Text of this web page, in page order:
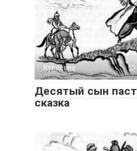
Курдские
Десятый сын
сказка